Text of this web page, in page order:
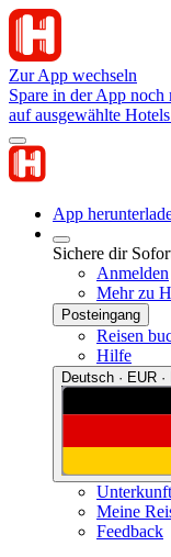
Zur App wechseln
Spare in der App
auf ausgewählte
App
Sichere dir
Anmelden
Mehr zu
Posteingang
Reisen
Hilfe
Deutsch · EUR ·
Meine
Feedback